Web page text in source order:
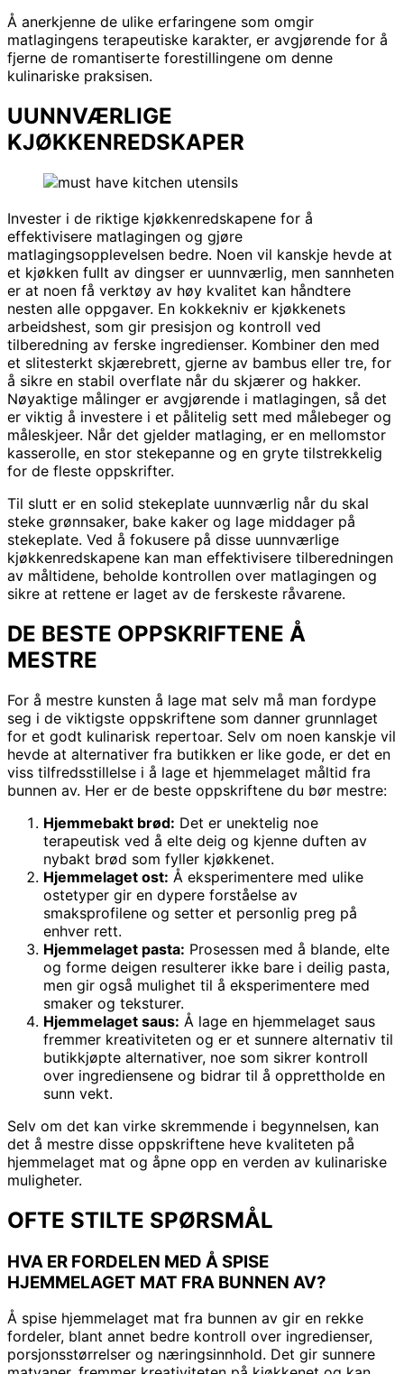
Å anerkjenne de ulike erfaringene som omgir
matlagingens terapeutiske karakter, er avgjørende for å
fjerne de romantiserte forestillingene om denne
kulinariske praksisen.
UUNNVÆRLIGE
KJØKKENREDSKAPER
Invester i de riktige kjøkkenredskapene for å
effektivisere matlagingen og gjøre
matlagingsopplevelsen bedre. Noen vil kanskje hevde at
et kjøkken fullt av dingser er uunnværlig, men sannheten
er at noen få verktøy av høy kvalitet kan håndtere
nesten alle oppgaver. En kokkekniv er kjøkkenets
arbeidshest, som gir presisjon og kontroll ved
tilberedning av ferske ingredienser. Kombiner den med
et slitesterkt skjærebrett, gjerne av bambus eller tre, for
å sikre en stabil overflate når du skjærer og hakker.
Nøyaktige målinger er avgjørende i matlagingen, så det
er viktig å investere i et pålitelig sett med målebeger og
måleskjeer. Når det gjelder matlaging, er en mellomstor
kasserolle, en stor stekepanne og en gryte tilstrekkelig
for de fleste oppskrifter.
Til slutt er en solid stekeplate uunnværlig når du skal
steke grønnsaker, bake kaker og lage middager på
stekeplate. Ved å fokusere på disse uunnværlige
kjøkkenredskapene kan man effektivisere tilberedningen
av måltidene, beholde kontrollen over matlagingen og
sikre at rettene er laget av de ferskeste råvarene.
DE BESTE OPPSKRIFTENE Å
MESTRE
For å mestre kunsten å lage mat selv må man fordype
seg i de viktigste oppskriftene som danner grunnlaget
for et godt kulinarisk repertoar. Selv om noen kanskje vil
hevde at alternativer fra butikken er like gode, er det en
viss tilfredsstillelse i å lage et hjemmelaget måltid fra
bunnen av. Her er de beste oppskriftene du bør mestre:
Hjemmebakt brød: Det er unektelig noe
terapeutisk ved å elte deig og kjenne duften av
nybakt brød som fyller kjøkkenet.
Hjemmelaget ost: Å eksperimentere med ulike
ostetyper gir en dypere forståelse av
smaksprofilene og setter et personlig preg på
enhver rett.
Hjemmelaget pasta: Prosessen med å blande, elte
og forme deigen resulterer ikke bare i deilig pasta,
men gir også mulighet til å eksperimentere med
smaker og teksturer.
Hjemmelaget saus: Å lage en hjemmelaget saus
fremmer kreativiteten og er et sunnere alternativ til
butikkjøpte alternativer, noe som sikrer kontroll
over ingrediensene og bidrar til å opprettholde en
sunn vekt.
Selv om det kan virke skremmende i begynnelsen, kan
det å mestre disse oppskriftene heve kvaliteten på
hjemmelaget mat og åpne opp en verden av kulinariske
muligheter.
OFTE STILTE SPØRSMÅL
HVA ER FORDELEN MED Å SPISE
HJEMMELAGET MAT FRA BUNNEN AV?
Å spise hjemmelaget mat fra bunnen av gir en rekke
fordeler, blant annet bedre kontroll over ingredienser,
porsjonsstørrelser og næringsinnhold. Det gir sunnere